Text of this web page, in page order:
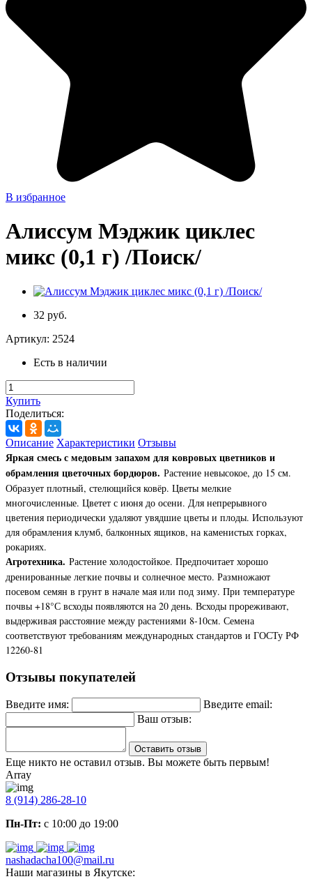
В избранное
Алиссум Мэджик циклес
микс (0,1 г) /Поиск/
32 руб.
Артикул: 2524
Есть в наличии
Купить
Поделиться:
Описание Характеристики Отзывы
Яркая смесь с медовым запахом для ковровых цветников и
обрамления цветочных бордюров. Растение невысокое, до 15 см.
Образует плотный, стелющийся ковёр. Цветы мелкие
многочисленные. Цветет с июня до осени. Для непрерывного
цветения периодически удаляют увядшие цветы и плоды. Используют
для обрамления клумб, балконных ящиков, на каменистых горках,
рокариях.
Агротехника. Растение холодостойкое. Предпочитает хорошо
дренированные легкие почвы и солнечное место. Размножают
посевом семян в грунт в начале мая или под зиму. При температуре
почвы +18°С всходы появляются на 20 день. Всходы прореживают,
выдерживая расстояние между растениями 8-10см. Семена
соответствуют требованиям международных стандартов и ГОСТу РФ
12260-81
Отзывы покупателей
Введите имя:
Введите email:
Ваш отзыв:
Оставить отзыв
Еще никто не оставил отзыв. Вы можете быть первым!
Array
8 (914) 286-28-10
Пн-Пт: с 10:00 до 19:00
nashadacha100@mail.ru
Наши магазины в Якутске: